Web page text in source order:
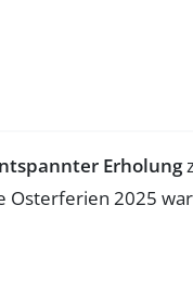
Erholung
Osterferien 2025